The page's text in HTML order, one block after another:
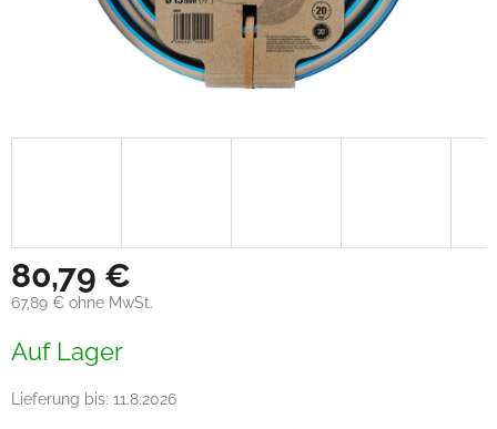
80,79 €
67,89 € ohne MwSt.
Auf Lager
Lieferung bis: 11.8.2026